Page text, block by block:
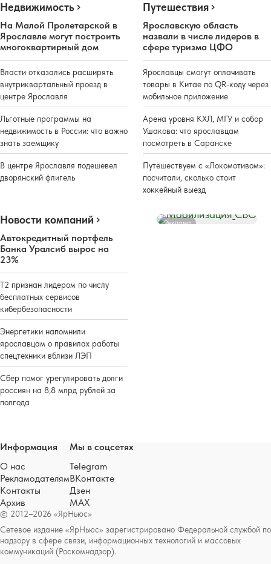
Недвижимость
На Малой Пролетарской в
Ярославле могут построить
многоквартирный дом
Власти отказались расширять
внутриквартальный проезд в
центре Ярославля
Льготные программы на
недвижимость в России: что важно
знать заемщику
В центре Ярославля подешевел
дворянский флигель
Путешествия
Ярославскую область
назвали в числе лидеров в
сфере туризма ЦФО
Ярославцы смогут оплачивать
товары в Китае по QR-коду через
мобильное приложение
Арена уровня КХЛ, МГУ и собор
Ушакова: что ярославцам
посмотреть в Саранске
Путешествуем с «Локомотивом»:
посчитали, сколько стоит
хоккейный выезд
Новости компаний
Автокредитный портфель
Банка Уралсиб вырос на
23%
Т2 признан лидером по числу
бесплатных сервисов
кибербезопасности
Энергетики напомнили
ярославцам о правилах работы
спецтехники вблизи ЛЭП
Сбер помог урегулировать долги
россиян на 8,8 млрд рублей за
полгода
Реклама
© 2012–2026 «ЯрНьюс»
Сетевое издание «ЯрНьюс» зарегистрировано Федеральной службой по
надзору в сфере связи, информационных технологий и массовых
коммуникаций (Роскомнадзор).
Информация
О нас
Рекламодателям
Контакты
Архив
Мы в соцсетях
Telegram
ВКонтакте
Дзен
MAX